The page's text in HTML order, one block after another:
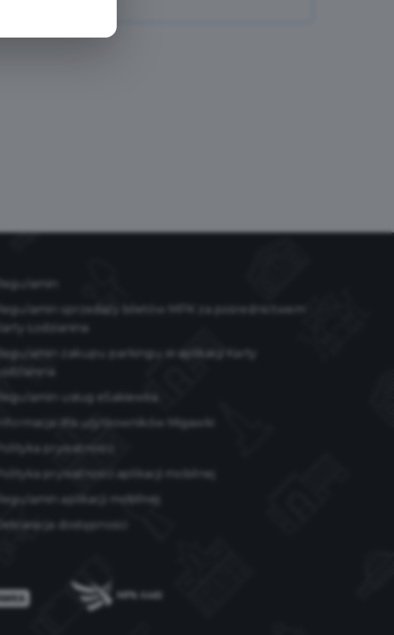
Regulamin
Regulamin sprzedaży biletów MPK za pośrednictwem
Karty Łodzianina
Regulamin zakupu parkingu w aplikacji Karty
Łodzianina
Regulamin usług eSakiewka
Informacja dla użytkowników Migawki
Polityka prywatności
Polityka prywatności aplikacji mobilnej
Regulamin aplikacji mobilnej
Deklaracja dostępności